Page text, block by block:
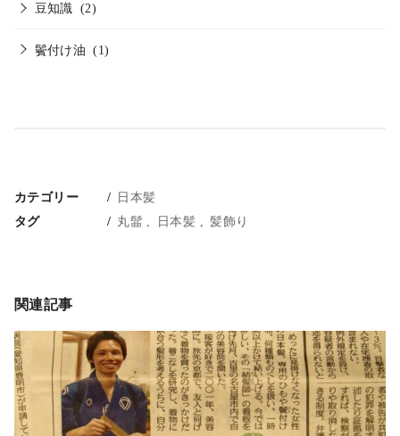
豆知識 (2)
鬢付け油 (1)
カテゴリー
日本髪
タグ
丸髷 日本髪 髪飾り
関連記事